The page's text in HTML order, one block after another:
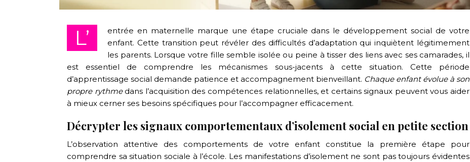
L’entrée en maternelle marque une étape cruciale dans le développement social de votre
enfant. Cette transition peut révéler des difficultés d’adaptation qui inquiètent légitimement
les parents. Lorsque votre fille semble isolée ou peine à tisser des liens avec ses camarades, il
est essentiel de comprendre les mécanismes sous-jacents à cette situation. Cette période
d’apprentissage social demande patience et accompagnement bienveillant. Chaque enfant évolue à son
propre rythmedans l’acquisition des compétences relationnelles, et certains signaux peuvent vous aider
à mieux cerner ses besoins spécifiques pour l’accompagner efficacement.
Décrypter les signaux comportementaux d’isolement social en petite section
L’observation attentive des comportements de votre enfant constitue la première étape pour
comprendre sa situation sociale à l’école. Les manifestations d’isolement ne sont pas toujours évidentes